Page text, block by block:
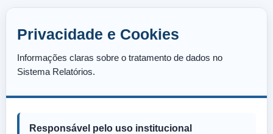
Privacidade e Cookies
Informações claras sobre o tratamento de dados no
Sistema Relatórios.
Responsável pelo uso institucional